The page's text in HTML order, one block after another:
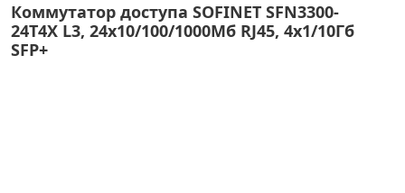
Коммутатор доступа SOFINET SFN3300-
24T4X L3, 24x10/100/1000Мб RJ45, 4x1/10Гб
SFP+